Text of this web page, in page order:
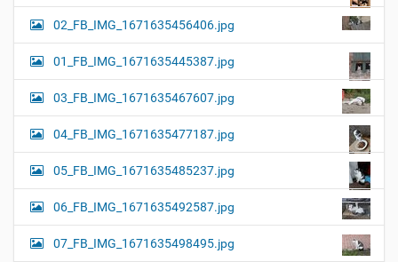
02_FB_IMG_1671635456406.jpg
01_FB_IMG_1671635445387.jpg
03_FB_IMG_1671635467607.jpg
04_FB_IMG_1671635477187.jpg
05_FB_IMG_1671635485237.jpg
06_FB_IMG_1671635492587.jpg
07_FB_IMG_1671635498495.jpg